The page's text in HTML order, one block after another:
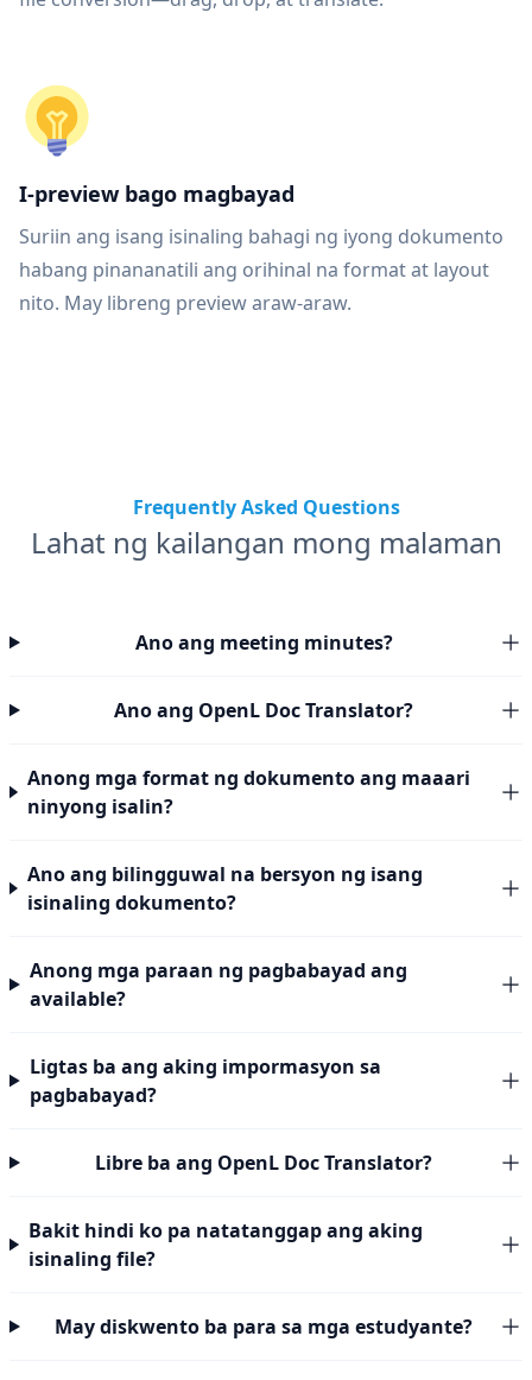
I-preview bago magbayad
Suriin ang isang isinaling bahagi ng iyong dokumento
habang pinananatili ang orihinal na format at layout
nito. May libreng preview araw-araw.
Frequently Asked Questions
Lahat ng kailangan mong malaman
Ano ang meeting minutes?
Ano ang OpenL Doc Translator?
Anong mga format ng dokumento ang maaari
ninyong isalin?
Ano ang bilingguwal na bersyon ng isang
isinaling dokumento?
Anong mga paraan ng pagbabayad ang
available?
Ligtas ba ang aking impormasyon sa
pagbabayad?
Libre ba ang OpenL Doc Translator?
Bakit hindi ko pa natatanggap ang aking
isinaling file?
May diskwento ba para sa mga estudyante?